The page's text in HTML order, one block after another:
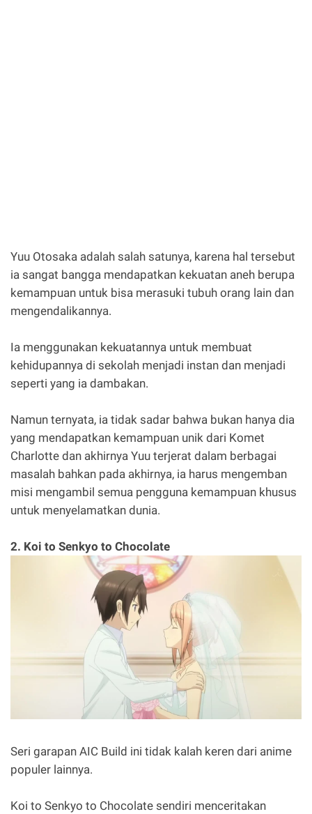
Yuu Otosaka adalah salah satunya, karena hal tersebut
ia sangat bangga mendapatkan kekuatan aneh berupa
kemampuan untuk bisa merasuki tubuh orang lain dan
mengendalikannya.
Ia menggunakan kekuatannya untuk membuat
kehidupannya di sekolah menjadi instan dan menjadi
seperti yang ia dambakan.
Namun ternyata, ia tidak sadar bahwa bukan hanya dia
yang mendapatkan kemampuan unik dari Komet
Charlotte dan akhirnya Yuu terjerat dalam berbagai
masalah bahkan pada akhirnya, ia harus mengemban
misi mengambil semua pengguna kemampuan khusus
untuk menyelamatkan dunia.
2. Koi to Senkyo to Chocolate
Seri garapan AIC Build ini tidak kalah keren dari anime
populer lainnya.
Koi to Senkyo to Chocolate sendiri menceritakan